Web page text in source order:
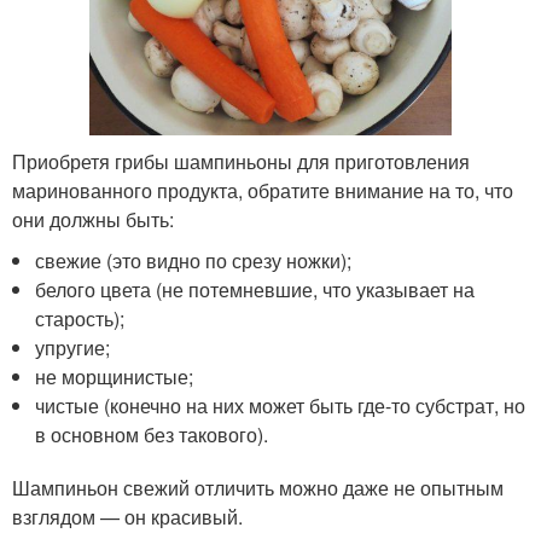
Приобретя грибы шампиньоны для приготовления
маринованного продукта, обратите внимание на то, что
они должны быть:
свежие (это видно по срезу ножки);
белого цвета (не потемневшие, что указывает на
старость);
упругие;
не морщинистые;
чистые (конечно на них может быть где-то субстрат, но
в основном без такового).
Шампиньон свежий отличить можно даже не опытным
взглядом — он красивый.